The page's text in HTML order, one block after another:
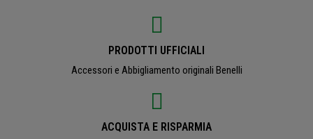
PRODOTTI UFFICIALI
Accessori e Abbigliamento originali Benelli
ACQUISTA E RISPARMIA